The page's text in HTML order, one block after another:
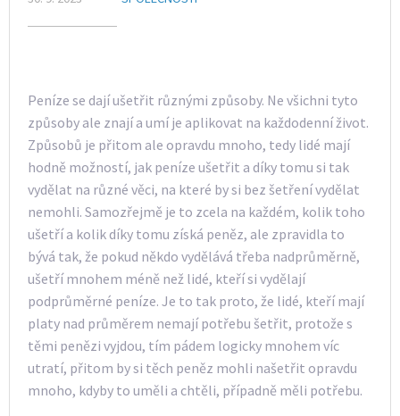
Peníze se dají ušetřit různými způsoby. Ne všichni tyto
způsoby ale znají a umí je aplikovat na každodenní život.
Způsobů je přitom ale opravdu mnoho, tedy lidé mají
hodně možností, jak peníze ušetřit a díky tomu si tak
vydělat na různé věci, na které by si bez šetření vydělat
nemohli. Samozřejmě je to zcela na každém, kolik toho
ušetří a kolik díky tomu získá peněz, ale zpravidla to
bývá tak, že pokud někdo vydělává třeba nadprůměrně,
ušetří mnohem méně než lidé, kteří si vydělají
podprůměrné peníze. Je to tak proto, že lidé, kteří mají
platy nad průměrem nemají potřebu šetřit, protože s
těmi penězi vyjdou, tím pádem logicky mnohem víc
utratí, přitom by si těch peněz mohli našetřit opravdu
mnoho, kdyby to uměli a chtěli, případně měli potřebu.